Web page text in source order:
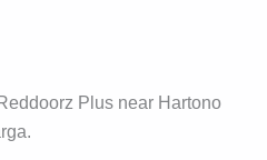
Plus near Hartono